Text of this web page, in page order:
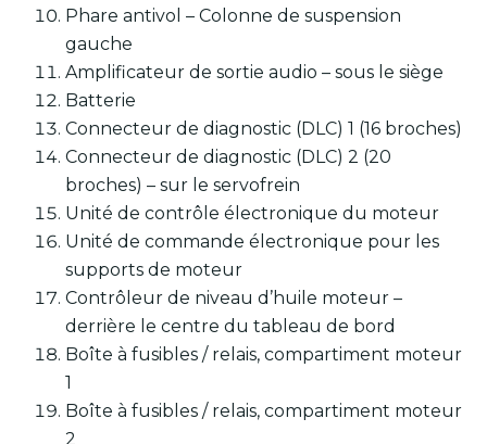
Phare antivol – Colonne de suspension
gauche
Amplificateur de sortie audio – sous le siège
Batterie
Connecteur de diagnostic (DLC) 1 (16 broches)
Connecteur de diagnostic (DLC) 2 (20
broches) – sur le servofrein
Unité de contrôle électronique du moteur
Unité de commande électronique pour les
supports de moteur
Contrôleur de niveau d’huile moteur –
derrière le centre du tableau de bord
Boîte à fusibles / relais, compartiment moteur
1
Boîte à fusibles / relais, compartiment moteur
2